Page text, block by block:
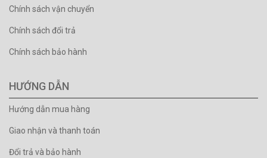
Chính sách vận chuyển
Chính sách đổi trả
Chính sách bảo hành
HƯỚNG DẪN
Hướng dẫn mua hàng
Giao nhận và thanh toán
Đổi trả và bảo hành